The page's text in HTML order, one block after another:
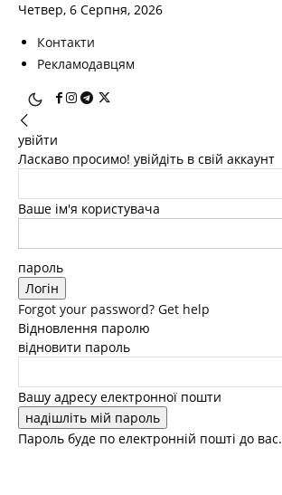
Четвер, 6 Серпня, 2026
Контакти
Рекламодавцям
увійти
Ласкаво просимо! увійдіть в свій аккаунт
Ваше ім'я користувача
пароль
Forgot your password? Get help
Відновлення паролю
відновити пароль
Вашу адресу електронної пошти
Пароль буде по електронній пошті до вас.